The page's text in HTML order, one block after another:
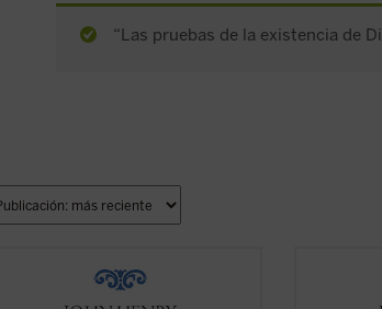
“Las pruebas de la existencia de
Los sermones de esta sexta entrega de
Los